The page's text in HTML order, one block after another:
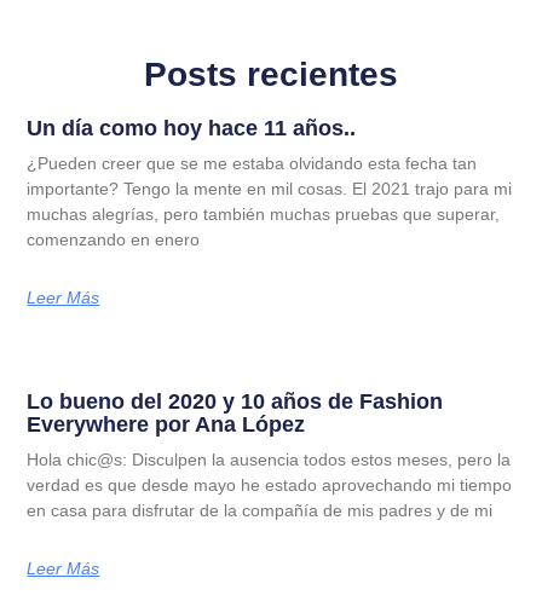
Posts recientes
Un día como hoy hace 11 años..
¿Pueden creer que se me estaba olvidando esta fecha tan
importante? Tengo la mente en mil cosas. El 2021 trajo para mi
muchas alegrías, pero también muchas pruebas que superar,
comenzando en enero
Leer Más
Lo bueno del 2020 y 10 años de Fashion
Everywhere por Ana López
Hola chic@s: Disculpen la ausencia todos estos meses, pero la
verdad es que desde mayo he estado aprovechando mi tiempo
en casa para disfrutar de la compañía de mis padres y de mi
Leer Más